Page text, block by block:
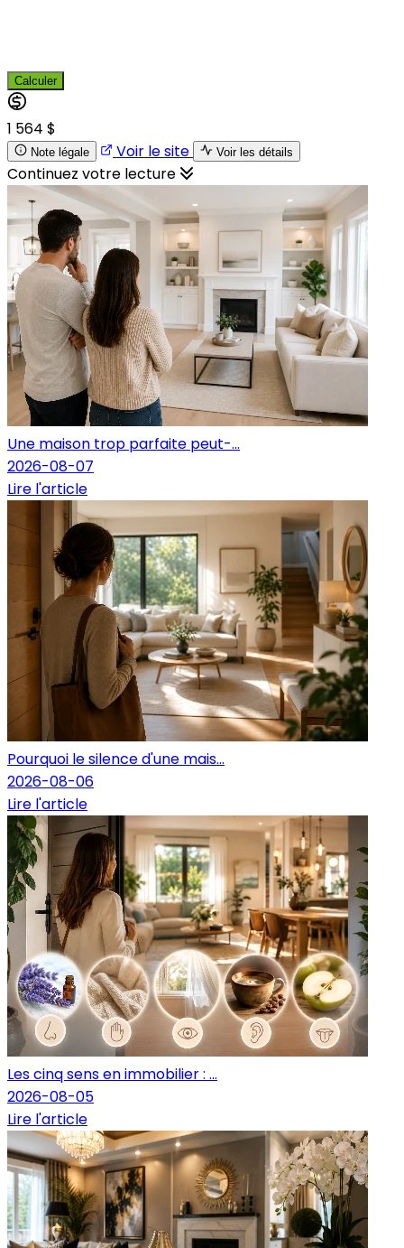
Calculer
1 564 $
Note légale Voir le site Voir les détails
Continuez votre lecture
Une maison trop parfaite peut-...
2026-08-07
Lire l'article
Pourquoi le silence d'une mais...
2026-08-06
Lire l'article
Les cinq sens en immobilier : ...
2026-08-05
Lire l'article